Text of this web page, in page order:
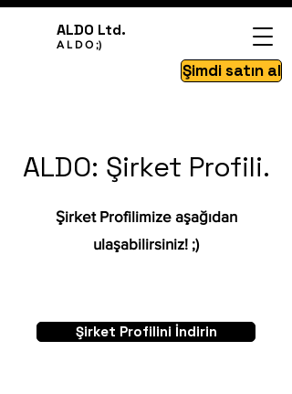
ALDO Ltd.
A L D O ;)
Şimdi satın al
ALDO: Şirket Profili.
Şirket Profilimize aşağıdan
ulaşabilirsiniz! ;)
Şirket Profilini İndirin